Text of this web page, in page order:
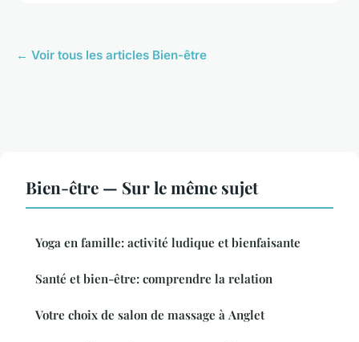
← Voir tous les articles Bien-être
Bien-être — Sur le même sujet
Yoga en famille: activité ludique et bienfaisante
Santé et bien-être: comprendre la relation
Votre choix de salon de massage à Anglet